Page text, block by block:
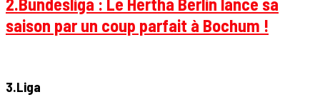
saison par un coup parfait à Bochum !
3.Liga